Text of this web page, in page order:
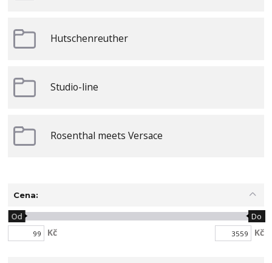
Hutschenreuther
Studio-line
Rosenthal meets Versace
Cena:
Kč
Od Do
Kč